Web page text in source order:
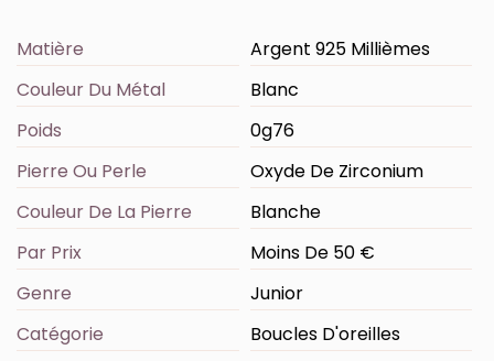
Matière
Argent 925 Millièmes
Couleur Du Métal
Blanc
Poids
0g76
Pierre Ou Perle
Oxyde De Zirconium
Couleur De La Pierre
Blanche
Par Prix
Moins De 50 €
Genre
Junior
Catégorie
Boucles D'oreilles